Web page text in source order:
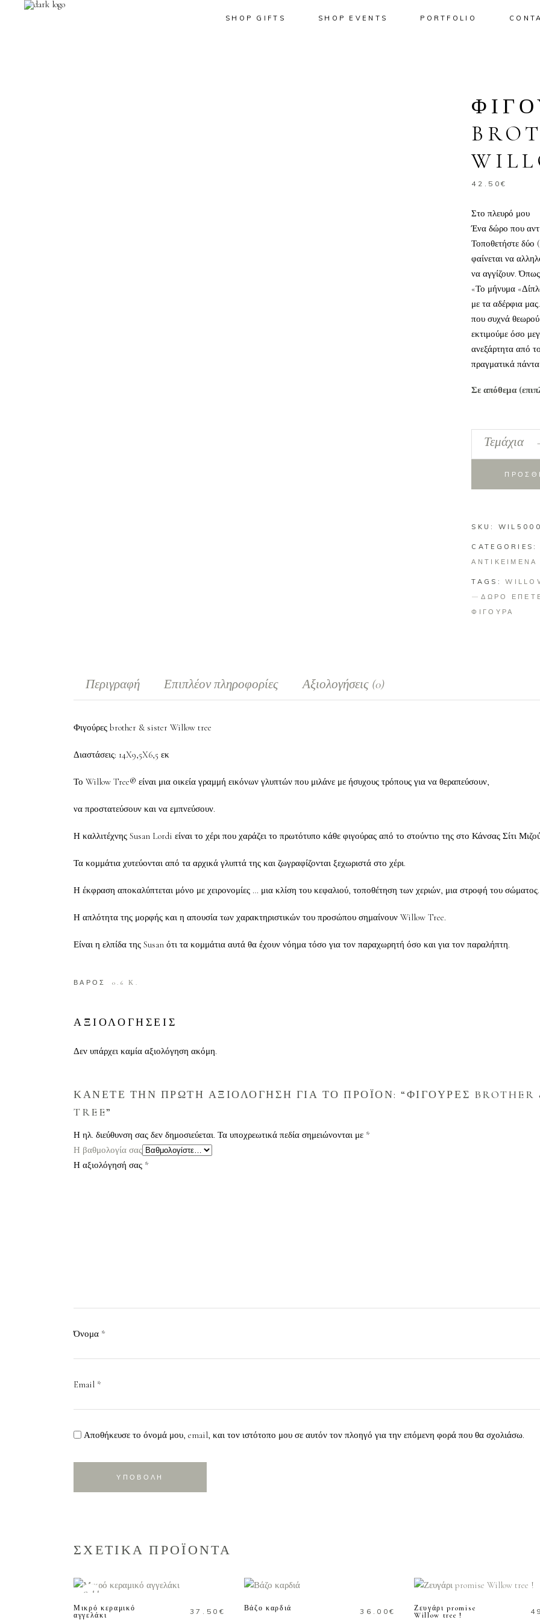
SHOP GIFTS SHOP EVENTS PORTFOLIO
42.50€
Στο πλευρό μου
Ένα δώρο που
Τοποθετήστε δύο
φαίνεται να
να αγγίζουν.
«Το μήνυμα
με τα αδέρφια
που συχνά
εκτιμούμε όσο
ανεξάρτητα από
πραγματικά
Σε απόθεμα
Φιγούρες
quantity
Τεμάχια
SKU:
ΑΝΤΙΚΕΙΜΕΝΑ
TAGS:
ΔΩΡΟ
ΦΙΓΟΥΡΑ
Περιγραφή Επιπλέον πληροφορίες Αξιολογήσεις (0)
Φιγούρες brother & sister Willow tree
Διαστάσεις: 14X9,5X6,5 εκ
Το Willow Tree® είναι μια οικεία γραμμή εικόνων γλυπτών που μιλάνε με ήσυχους τρόπους για να θεραπεύσουν,
να προστατεύσουν και να εμπνεύσουν.
Η καλλιτέχνης Susan Lordi είναι το χέρι που χαράζει το πρωτότυπο κάθε φιγούρας από το στούντιο της στο Κάνσας Σίτι
Τα κομμάτια χυτεύονται από τα αρχικά γλυπτά της και ζωγραφίζονται ξεχωριστά στο χέρι.
Η έκφραση αποκαλύπτεται μόνο με χειρονομίες … μια κλίση του κεφαλιού, τοποθέτηση των χεριών, μια στροφή του σώματος.
Η απλότητα της μορφής και η απουσία των χαρακτηριστικών του προσώπου σημαίνουν Willow Tree.
Είναι η ελπίδα της Susan ότι τα κομμάτια αυτά θα έχουν νόημα τόσο για τον παραχωρητή όσο και για τον παραλήπτη.
ΒΑΡΟΣ 0.6 Κ.
ΑΞΙΟΛΟΓΗΣΕΙΣ
Δεν υπάρχει καμία αξιολόγηση ακόμη.
ΚΑΝΕΤΕ ΤΗΝ ΠΡΩΤΗ ΑΞΙΟΛΟΓΗΣΗ ΓΙΑ ΤΟ ΠΡΟΪΟΝ: “ΦΙΓΟΥΡΕΣ BROTHER
TREE”
Η ηλ. διεύθυνση σας δεν δημοσιεύεται. Τα υποχρεωτικά πεδία σημειώνονται με *
Η βαθμολογία σας
Η αξιολόγησή σας *
Όνομα *
Email *
Αποθήκευσε το όνομά μου, email, και τον ιστότοπο μου σε αυτόν τον πλοηγό για την επόμενη φορά που θα σχολιάσω.
ΣΧΕΤΙΚΑ ΠΡΟΪΟΝΤΑ
Sold
Μικρό κεραμικό
αγγελάκι
37.50 € Βάζο καρδιά 36.00€
Ζευγάρι promise
Willow tree !